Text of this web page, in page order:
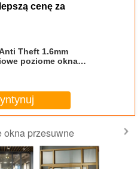
cenę za
Theft 1.6mm
poziome okna
przesuwne